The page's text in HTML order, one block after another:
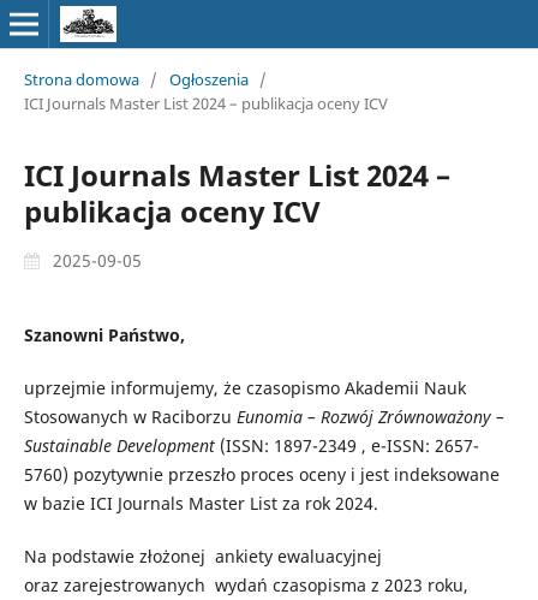
Strona domowa / Ogłoszenia /
ICI Journals Master List 2024 – publikacja oceny ICV
ICI Journals Master List 2024 –
publikacja oceny ICV
2025-09-05
Szanowni Państwo,
uprzejmie informujemy, że czasopismo Akademii Nauk
Stosowanych w Raciborzu Eunomia – Rozwój Zrównoważony –
Sustainable Development (ISSN: 1897-2349 , e-ISSN: 2657-
5760) pozytywnie przeszło proces oceny i jest indeksowane
w bazie ICI Journals Master List za rok 2024.
Na podstawie złożonej ankiety ewaluacyjnej
oraz zarejestrowanych wydań czasopisma z 2023 roku,